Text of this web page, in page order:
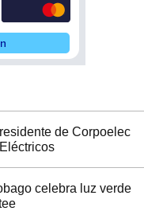
de Corpoelec
celebra luz verde